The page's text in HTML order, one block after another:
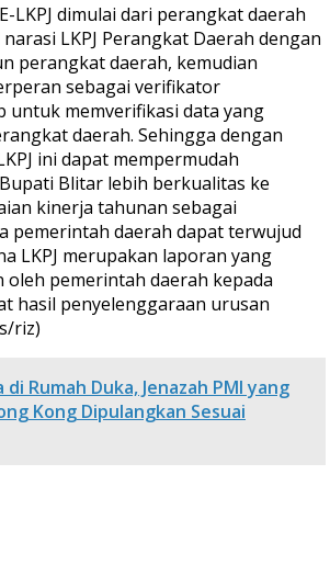
LKPJ dimulai dari perangkat daerah
LKPJ Perangkat Daerah dengan
perangkat daerah, kemudian
sebagai verifikator
untuk memverifikasi data yang
daerah. Sehingga dengan
ini dapat mempermudah
Blitar lebih berkualitas ke
kinerja tahunan sebagai
pemerintah daerah dapat terwujud
LKPJ merupakan laporan yang
oleh pemerintah daerah kepada
hasil penyelenggaraan urusan
riz)
di Rumah Duka, Jenazah PMI yang
Kong Dipulangkan Sesuai